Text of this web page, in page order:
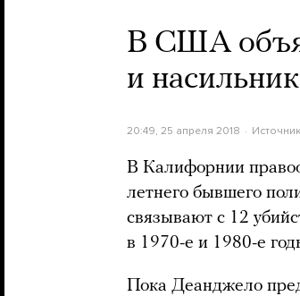
В США
и
20:49, 25 апреля 2018
В Калифорнии
летнего бывшего
связывают с 12
в 1970-е и 1980-е
Пока Деанджело